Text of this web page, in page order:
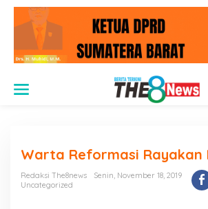
Warta Reformasi Rayakan
Redaksi The8news
Senin, November 18, 2019
Uncategorized